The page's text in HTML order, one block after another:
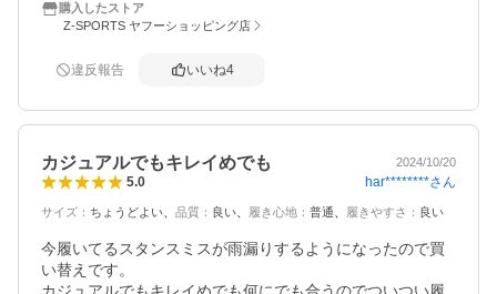
購入したストア
Z-SPORTS ヤフーショッピング店
違反報告 いいね4
カジュアルでもキレイめでも 2024/10/20
5.0 har********さん
サイズ ： ちょうどよい 品質 ： 良い 履き心地 ： 普通 履きやすさ ： 良い
今履いてるスタンスミスが雨漏りするようになったので買
い替えです。
カジュアルでもキレイめでも何にでも合うのでついつい履